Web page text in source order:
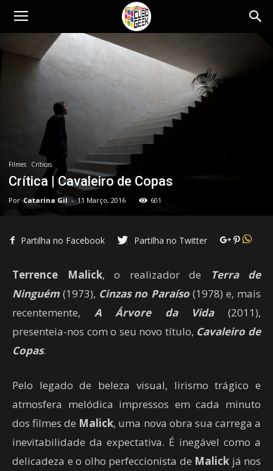
Cubo
Filmes Críticas
Crítica | Cavaleiro de Copas
Por Catarina Gil - 11 Março, 2016 601
Partilha no Facebook Partilha no Twitter
Terrence Malick, o realizador de
Terra de
Ninguém(1973), Cinzas no Paraíso(1978) e, mais
recentemente, A Árvore da Vida(2011),
presenteia-nos com o seu novo título, Cavaleiro de
Copas.
Pelo legado de beleza visual, lirismo trágico e
atmosfera melódica impressos em cada minuto
dos filmes de Malick, uma nova obra sua carrega a
inevitabilidade da expectativa. É inegável como a
delicadeza e o olho perfeccionista de Malick já nos